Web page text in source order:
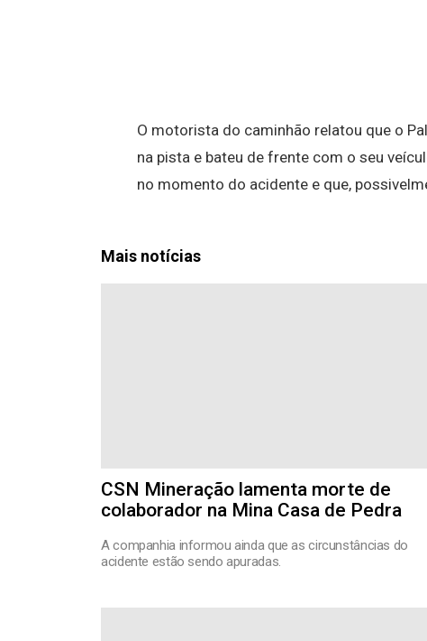
O motorista do caminhão relatou que o
na pista e bateu de frente com o seu
no momento do acidente e que,
Mais notícias
CSN Mineração lamenta morte de
colaborador na Mina Casa de Pedra
A companhia informou ainda que as circunstâncias do
acidente estão sendo apuradas.